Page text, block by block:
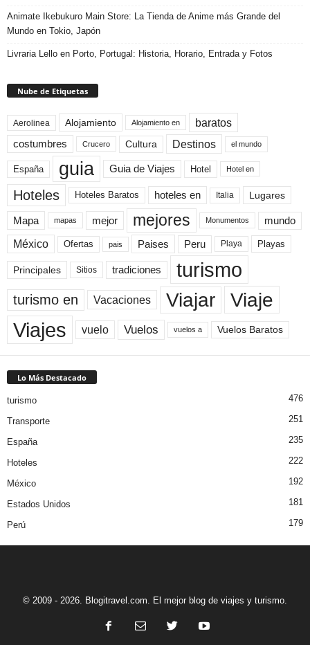
Animate Ikebukuro Main Store: La Tienda de Anime más Grande del
Mundo en Tokio, Japón
Livraria Lello en Porto, Portugal: Historia, Horario, Entrada y Fotos
Nube de Etiquetas
Aerolinea Alojamiento Alojamiento en baratos
costumbres Crucero Cultura Destinos el mundo
España guia Guia de Viajes Hotel Hotel en
Hoteles Hoteles Baratos hoteles en Italia Lugares
Mapa mapas mejor mejores Monumentos mundo
México Ofertas pais Paises Peru Playa Playas
Principales Sitios tradiciones turismo
turismo en Vacaciones Viajar Viaje
Viajes vuelo Vuelos vuelos a Vuelos Baratos
Lo Más Destacado
turismo 476
Transporte 251
España 235
Hoteles 222
México 192
Estados Unidos 181
Perú 179
© 2009 - 2026. Blogitravel.com. El mejor blog de viajes y turismo.